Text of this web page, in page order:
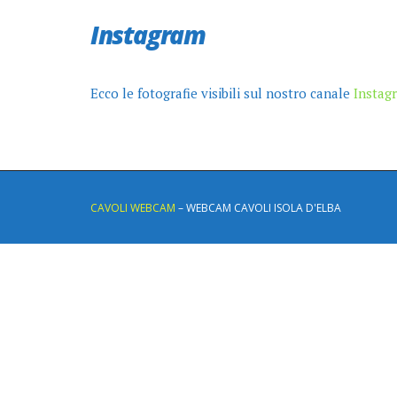
Instagram
Ecco le fotografie visibili sul nostro canale
CAVOLI WEBCAM – WEBCAM CAVOLI ISOLA D'ELBA